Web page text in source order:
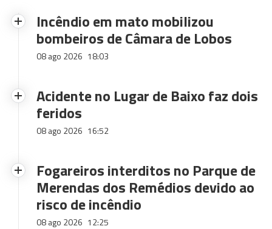
Incêndio em mato mobilizou
bombeiros de Câmara de Lobos
08 ago 2026 18:03
Acidente no Lugar de Baixo faz dois
feridos
08 ago 2026 16:52
Fogareiros interditos no Parque de
Merendas dos Remédios devido ao
risco de incêndio
08 ago 2026 12:25